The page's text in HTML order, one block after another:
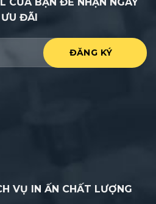
ƯU ĐÃI
VỤ IN ẤN CHẤT LƯỢNG